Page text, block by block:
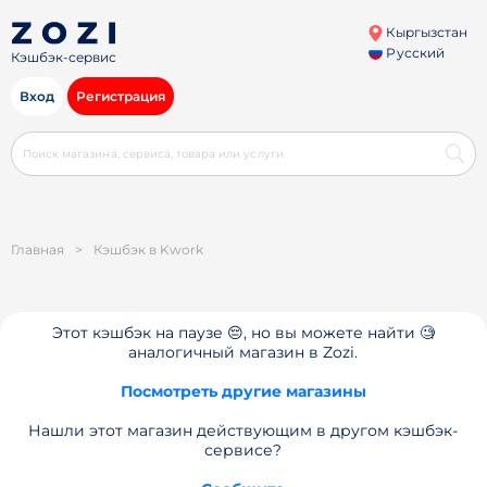
Кэшбэк-сервис
Кыргызстан
Русский
Вход Регистрация
Главная > Кэшбэк в Kwork
Этот кэшбэк на паузе 😔, но вы можете найти 🧐
аналогичный магазин в Zozi.
Посмотреть другие магазины
Нашли этот магазин действующим в другом кэшбэк-
сервисе?